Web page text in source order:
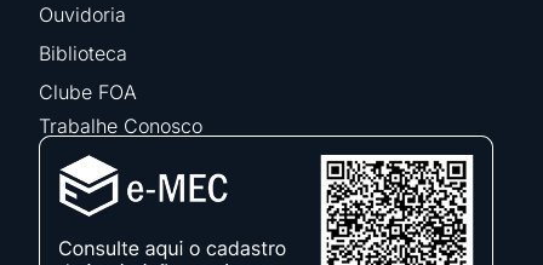
Ouvidoria
Biblioteca
Clube FOA
Trabalhe Conosco